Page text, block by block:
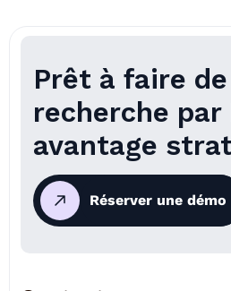
Prêt à faire
recherche par
avantage
Réserver une démo